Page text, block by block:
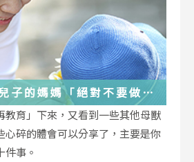
子的媽媽「絕對不要做」
教育」下來，又看到一些其他母獸
心碎的體會可以分享了，主要是你
件事。